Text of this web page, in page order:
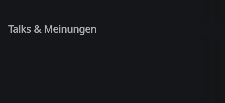
Talks & Meinungen